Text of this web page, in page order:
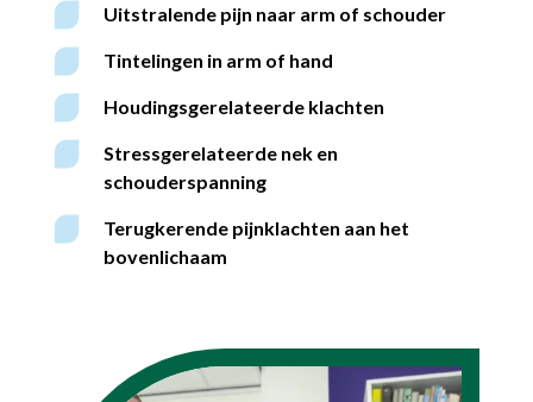
Uitstralende pijn naar arm of schouder
Tintelingen in arm of hand
Houdingsgerelateerde klachten
Stressgerelateerde nek en
schouderspanning
Terugkerende pijnklachten aan het
bovenlichaam